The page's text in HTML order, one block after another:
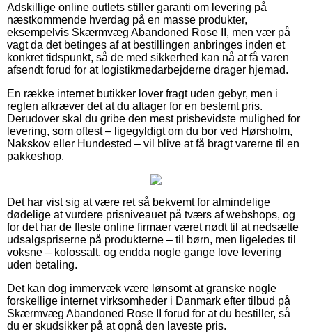
Adskillige online outlets stiller garanti om levering på
næstkommende hverdag på en masse produkter,
eksempelvis Skærmvæg Abandoned Rose II, men vær på
vagt da det betinges af at bestillingen anbringes inden et
konkret tidspunkt, så de med sikkerhed kan nå at få varen
afsendt forud for at logistikmedarbejderne drager hjemad.
En række internet butikker lover fragt uden gebyr, men i
reglen afkræver det at du aftager for en bestemt pris.
Derudover skal du gribe den mest prisbevidste mulighed for
levering, som oftest – ligegyldigt om du bor ved Hørsholm,
Nakskov eller Hundested – vil blive at få bragt varerne til en
pakkeshop.
Det har vist sig at være ret så bekvemt for almindelige
dødelige at vurdere prisniveauet på tværs af webshops, og
for det har de fleste online firmaer været nødt til at nedsætte
udsalgspriserne på produkterne – til børn, men ligeledes til
voksne – kolossalt, og endda nogle gange love levering
uden betaling.
Det kan dog immervæk være lønsomt at granske nogle
forskellige internet virksomheder i Danmark efter tilbud på
Skærmvæg Abandoned Rose II forud for at du bestiller, så
du er skudsikker på at opnå den laveste pris.